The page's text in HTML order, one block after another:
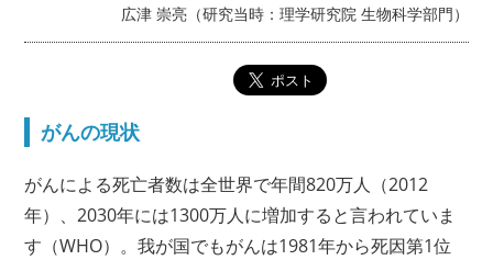
広津 崇亮（研究当時：理学研究院 生物科学部門）
がんの現状
がんによる死亡者数は全世界で年間820万人（2012
年）、2030年には1300万人に増加すると言われていま
す（WHO）。我が国でもがんは1981年から死因第1位